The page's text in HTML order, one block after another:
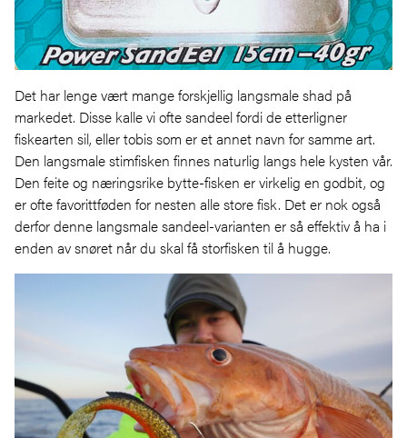
Det har lenge vært mange forskjellig langsmale shad på
markedet. Disse kalle vi ofte sandeel fordi de etterligner
fiskearten sil, eller tobis som er et annet navn for samme art.
Den langsmale stimfisken finnes naturlig langs hele kysten vår.
Den feite og næringsrike bytte-fisken er virkelig en godbit, og
er ofte favorittføden for nesten alle store fisk. Det er nok også
derfor denne langsmale sandeel-varianten er så effektiv å ha i
enden av snøret når du skal få storfisken til å hugge.